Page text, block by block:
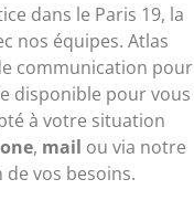
dans le Paris 19, la
nos équipes. Atlas
communication pour
disponible pour vous
à votre situation
, mail ou via notre
vos besoins.